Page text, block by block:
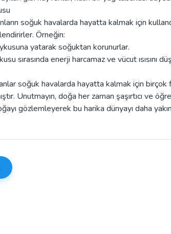
soğuk havalarda hayatta kalmak için
Örneğin:
yatarak soğuktan korunurlar.
sırasında enerji harcamaz ve vücut ısısını
soğuk havalarda hayatta kalmak için birçok
Unutmayın, doğa her zaman şaşırtıcı ve
gözlemleyerek bu harika dünyayı daha